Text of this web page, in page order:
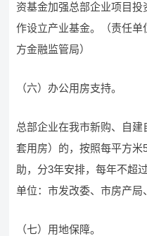
资基金加强总部企业项目
作设立产业基金。（责任
方金融监管局）
（六）办公用房支持。
总部企业在我市新购、自
套用房）的，按照每平方
助，分3年安排，每年不超
单位：市发改委、市房产局
（七）用地保障。